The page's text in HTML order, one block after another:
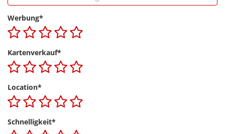
Werbung*
Kartenverkauf*
Location*
Schnelligkeit*